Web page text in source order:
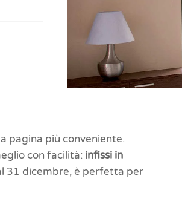
pagina più conveniente.
con facilità: infissi in
31 dicembre, è perfetta per